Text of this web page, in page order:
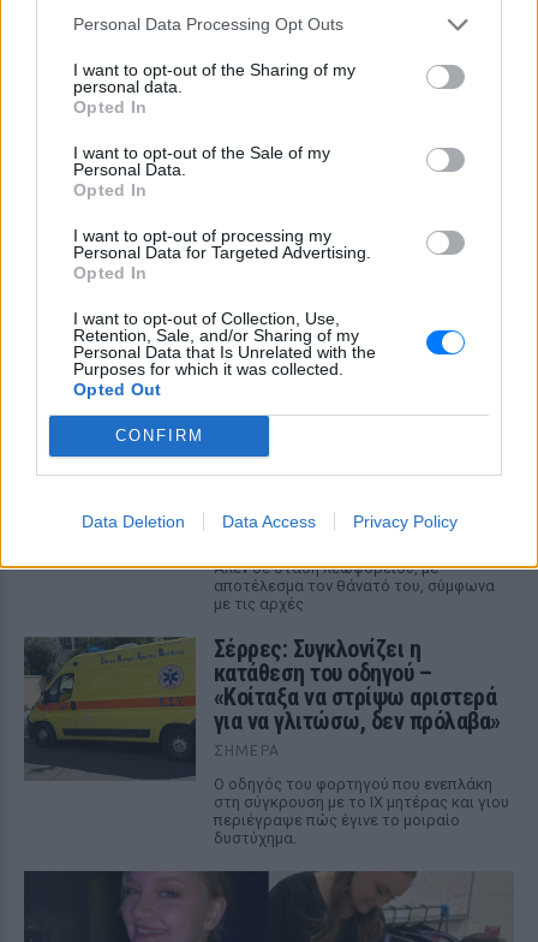
Personal Data Processing Opt Outs
I want to opt-out of the Sharing of my
personal data.
Opted In
I want to opt-out of the Sale of my
Personal Data.
Opted In
I want to opt-out of processing my
Personal Data for Targeted Advertising.
Opted In
I want to opt-out of Collection, Use,
Retention, Sale, and/or Sharing of my
Personal Data that Is Unrelated with the
Purposes for which it was collected.
Opted Out
CONFIRM
Data Deletion Data Access Privacy Policy
ΣΤΗΝ ΙΔΙΑ ΚΑΤΗΓΟΡΙΑ
του Μετρό Θεσσαλονίκης προς
Καλαμαριά ‑ Τι προβλέπεται για
Ο υφυπουργός Υποδομών Νίκος Ταχιάος
επιβάτες, και τι προβλέπεται για
εισιτήρια και νέες επεκτάσεις.
ΗΠΑ: 15χρονος με στολή
ηλικιωμένο σε στάση
δράστη γίνεται viral
Ο έφηβος δράστης μαχαίρωσε
Αλεν σε στάση λεωφορείου, με
αποτέλεσμα τον θάνατό του, σύμφωνα
με τις αρχές
Σέρρες: Συγκλονίζει η
κατάθεση του οδηγού –
«Κοίταξα να στρίψω αριστερά
για να γλιτώσω, δεν πρόλαβα»
ΣΉΜΕΡΑ
Ο οδηγός του φορτηγού που ενεπλάκη
στη σύγκρουση με το ΙΧ μητέρας και γιου
περιέγραψε πώς έγινε το μοιραίο
δυστύχημα.